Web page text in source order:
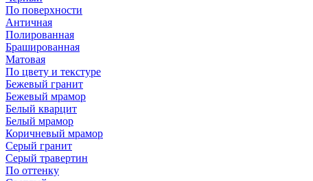
По поверхности
Античная
Полированная
Брашированная
Матовая
По цвету и текстуре
Бежевый гранит
Бежевый мрамор
Белый кварцит
Белый мрамор
Коричневый мрамор
Серый гранит
Серый травертин
По оттенку